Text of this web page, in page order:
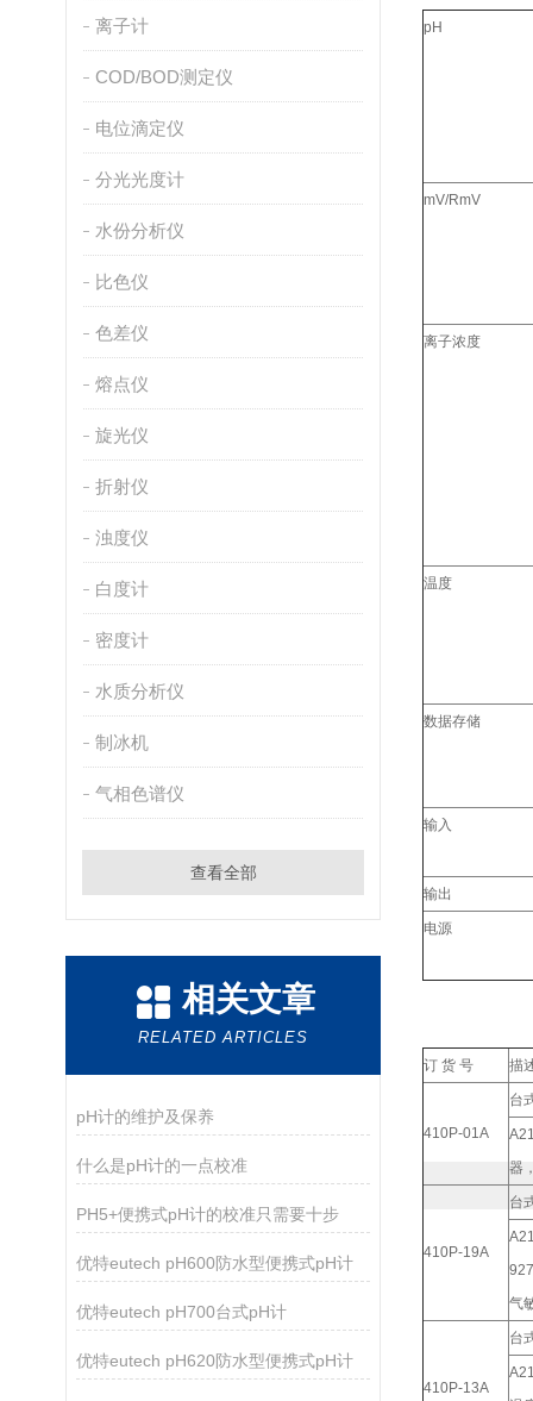
离子计
COD/BOD测定仪
电位滴定仪
分光光度计
水份分析仪
比色仪
色差仪
熔点仪
旋光仪
折射仪
浊度仪
白度计
密度计
水质分析仪
制冰机
气相色谱仪
查看全部
相关文章
RELATED ARTICLES
pH计的维护及保养
什么是pH计的一点校准
PH5+便携式pH计的校准只需要十步
优特eutech pH600防水型便携式pH计
优特eutech pH700台式pH计
优特eutech pH620防水型便携式pH计
pH
mV/RmV
离子浓度
温度
数据存储
输入
输出
电源
订 货 号 描
410P-01A
台
器
410P-19A
台
气
410P-13A
台